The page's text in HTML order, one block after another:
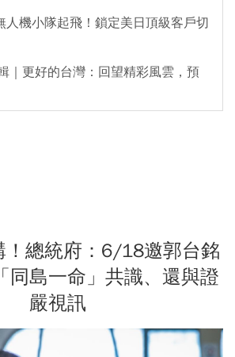
人機小隊起飛！鎖定美日頂級客戶切
｜更好的台灣：回望精彩風雲，預
！總統府：6/18邀郭台銘
同島一命」共識、還與證
嚴視訊